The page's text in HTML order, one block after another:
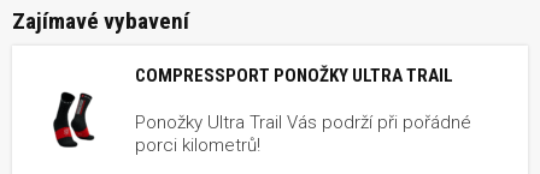
Zajímavé vybavení
COMPRESSPORT PONOŽKY ULTRA TRAIL
Ponožky Ultra Trail Vás podrží při pořádné
porci kilometrů!